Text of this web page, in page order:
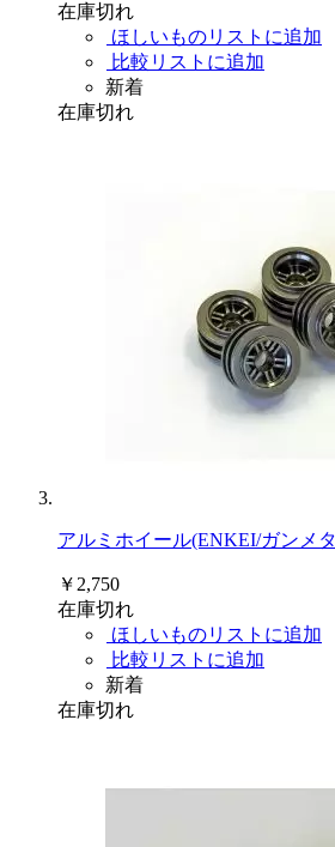
在庫切れ
ほしいものリストに追加
比較リストに追加
新着
在庫切れ
アルミホイール(ENKEI/ガンメ
￥2,750
在庫切れ
ほしいものリストに追加
比較リストに追加
新着
在庫切れ